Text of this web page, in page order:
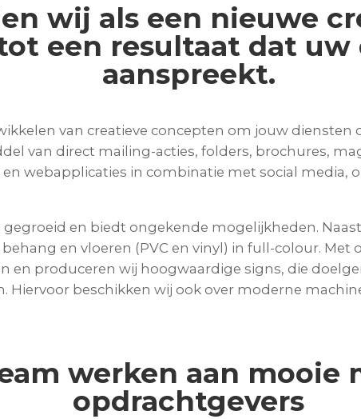
wij als een nieuwe
een resultaat dat
aanspreekt.
van creatieve concepten om jouw
van direct mailing-acties, folders, brochures,
webapplicaties in combinatie met social media,
en biedt ongekende mogelijkheden.
en vloeren (PVC en vinyl) in full-colour. Met
en produceren wij hoogwaardige signs, die
Hiervoor beschikken wij ook over moderne
werken aan mooie
opdrachtgevers